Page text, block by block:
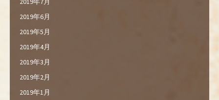
2019年6月
2019年5月
2019年4月
2019年3月
2019年2月
2019年1月